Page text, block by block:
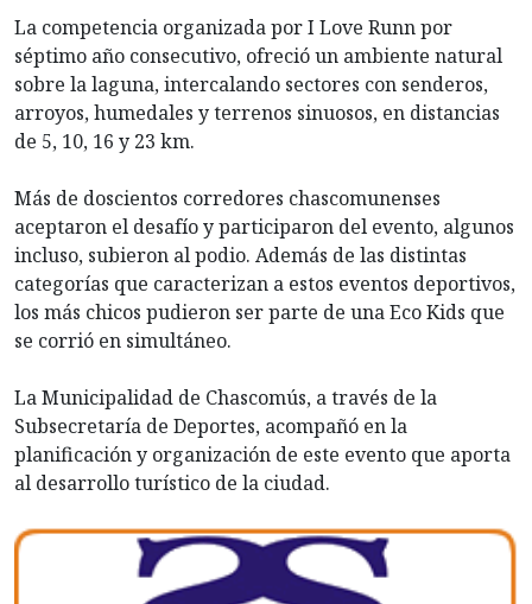
La competencia organizada por I Love Runn por
séptimo año consecutivo, ofreció un ambiente natural
sobre la laguna, intercalando sectores con senderos,
arroyos, humedales y terrenos sinuosos, en distancias
de 5, 10, 16 y 23 km.
Más de doscientos corredores chascomunenses
aceptaron el desafío y participaron del evento, algunos
incluso, subieron al podio. Además de las distintas
categorías que caracterizan a estos eventos deportivos,
los más chicos pudieron ser parte de una Eco Kids que
se corrió en simultáneo.
La Municipalidad de Chascomús, a través de la
Subsecretaría de Deportes, acompañó en la
planificación y organización de este evento que aporta
al desarrollo turístico de la ciudad.